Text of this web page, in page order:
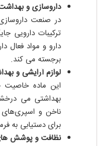
داروسازی و
در صنعت
ترکیبات دارویی
دارو و مواد فعال
برجسته می کند.
لوازم آرایشی و
این ماده خاصیت
بهداشتی می
ناخن و اسپری‌های
برای دستیابی به
نظافت و پوشش